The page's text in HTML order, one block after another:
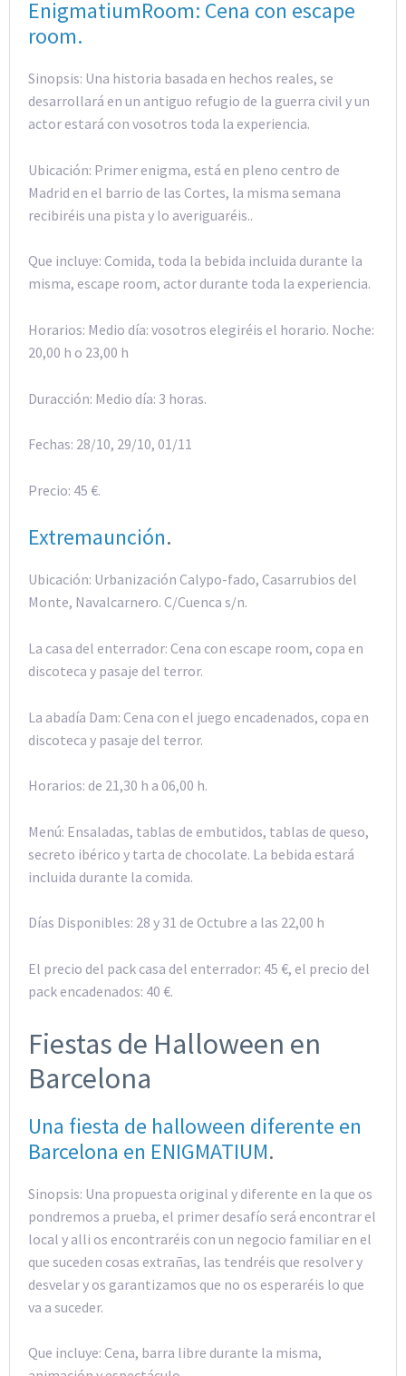
EnigmatiumRoom: Cena con escape
room.
Sinopsis: Una historia basada en hechos reales, se
desarrollará en un antiguo refugio de la guerra civil y un
actor estará con vosotros toda la experiencia.
Ubicación: Primer enigma, está en pleno centro de
Madrid en el barrio de las Cortes, la misma semana
recibiréis una pista y lo averiguaréis..
Que incluye: Comida, toda la bebida incluida durante la
misma, escape room, actor durante toda la experiencia.
Horarios: Medio día: vosotros elegiréis el horario. Noche:
20,00 h o 23,00 h
Duracción: Medio día: 3 horas.
Fechas: 28/10, 29/10, 01/11
Precio: 45 €.
Extremaunción.
Ubicación: Urbanización Calypo-fado, Casarrubios del
Monte, Navalcarnero. C/Cuenca s/n.
La casa del enterrador: Cena con escape room, copa en
discoteca y pasaje del terror.
La abadía Dam: Cena con el juego encadenados, copa en
discoteca y pasaje del terror.
Horarios: de 21,30 h a 06,00 h.
Menú: Ensaladas, tablas de embutidos, tablas de queso,
secreto ibérico y tarta de chocolate. La bebida estará
incluida durante la comida.
Días Disponibles: 28 y 31 de Octubre a las 22,00 h
El precio del pack casa del enterrador: 45 €, el precio del
pack encadenados: 40 €.
Fiestas de Halloween en
Barcelona
Una fiesta de halloween diferente en
Barcelona en ENIGMATIUM.
Sinopsis: Una propuesta original y diferente en la que os
pondremos a prueba, el primer desafío será encontrar el
local y alli os encontraréis con un negocio familiar en el
que suceden cosas extrañas, las tendréis que resolver y
desvelar y os garantizamos que no os esperaréis lo que
va a suceder.
Que incluye: Cena, barra libre durante la misma,